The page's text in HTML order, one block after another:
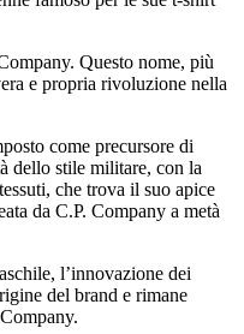
Questo nome, più
e propria rivoluzione nella
come precursore di
dello stile militare, con la
che trova il suo apice
da C.P. Company a metà
l’innovazione dei
del brand e rimane